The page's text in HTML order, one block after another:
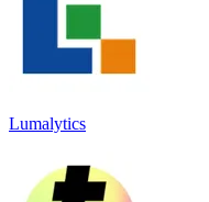
Lumalytics